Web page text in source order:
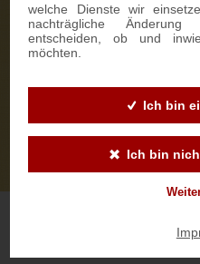
welche Dienste wir
nachträgliche
entscheiden, ob und
möchten.
Ich bin
Ich bin